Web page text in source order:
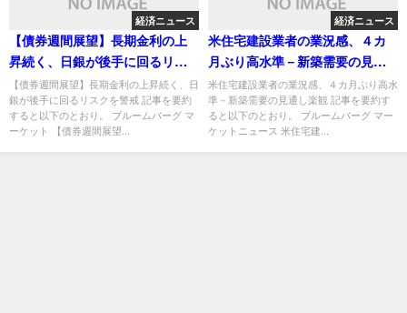
経済ニュース
【債券週間展望】長期金利の上
昇続く、日銀が後手に回るリス
クを警戒
【債券週間展望】長期金利の上昇続く、日
銀が後手に回るリスクを警戒 記事を要約
すると以下のとおり。 ブルームバーグ マ
ーケット 【債券週間展望...
経済ニュース
米住宅建設業者の業況感、４カ
月ぶり高水準－新築需要の見通
し楽観
米住宅建設業者の業況感、４カ月ぶり高水
準－新築需要の見通し楽観 記事を要約す
ると以下のとおり。 ブルームバーグ マー
ケットニュース 米住宅建...